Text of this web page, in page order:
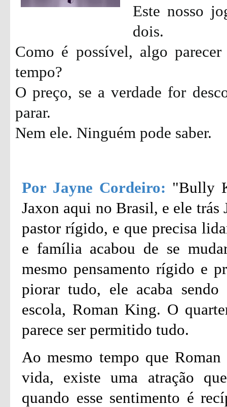
Este nosso
dois.
Como é possível, algo
tempo?
O preço, se a verdade for
parar.
Nem ele. Ninguém pode saber.
Por Jayne Cordeiro: "Bully
Jaxon aqui no Brasil, e ele
pastor rígido, e que precisa
e família acabou de se
mesmo pensamento rígido e
piorar tudo, ele acaba
escola, Roman King. O
parece ser permitido tudo.
Ao mesmo tempo que
vida, existe uma atração
quando esse sentimento é